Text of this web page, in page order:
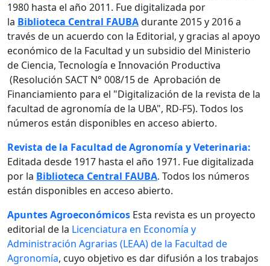
1980 hasta el año 2011. Fue digitalizada por
la Biblioteca Central FAUBAdurante 2015 y 2016 a
través de un acuerdo con la Editorial, y gracias al apoyo
económico de la Facultad y un subsidio del Ministerio
de Ciencia, Tecnología e Innovación Productiva
(Resolución SACT N° 008/15 de Aprobación de
Financiamiento para el "Digitalización de la revista de la
facultad de agronomía de la UBA", RD-F5). Todos los
números están disponibles en acceso abierto.
Revista de la Facultad de Agronomía y Veterinaria:
Editada desde 1917 hasta el año 1971. Fue digitalizada
por la Biblioteca Central FAUBA. Todos los números
están disponibles en acceso abierto.
Apuntes Agroeconómicos Esta revista es un proyecto
editorial de la Licenciatura en Economía y
Administración Agrarias (LEAA) de la Facultad de
Agronomía, cuyo objetivo es dar difusión a los trabajos